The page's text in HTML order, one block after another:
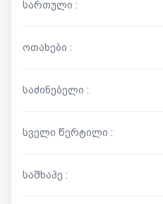
სართული :
ოთახები :
საძინებელი :
სველი წერტილი :
საშხაპე :